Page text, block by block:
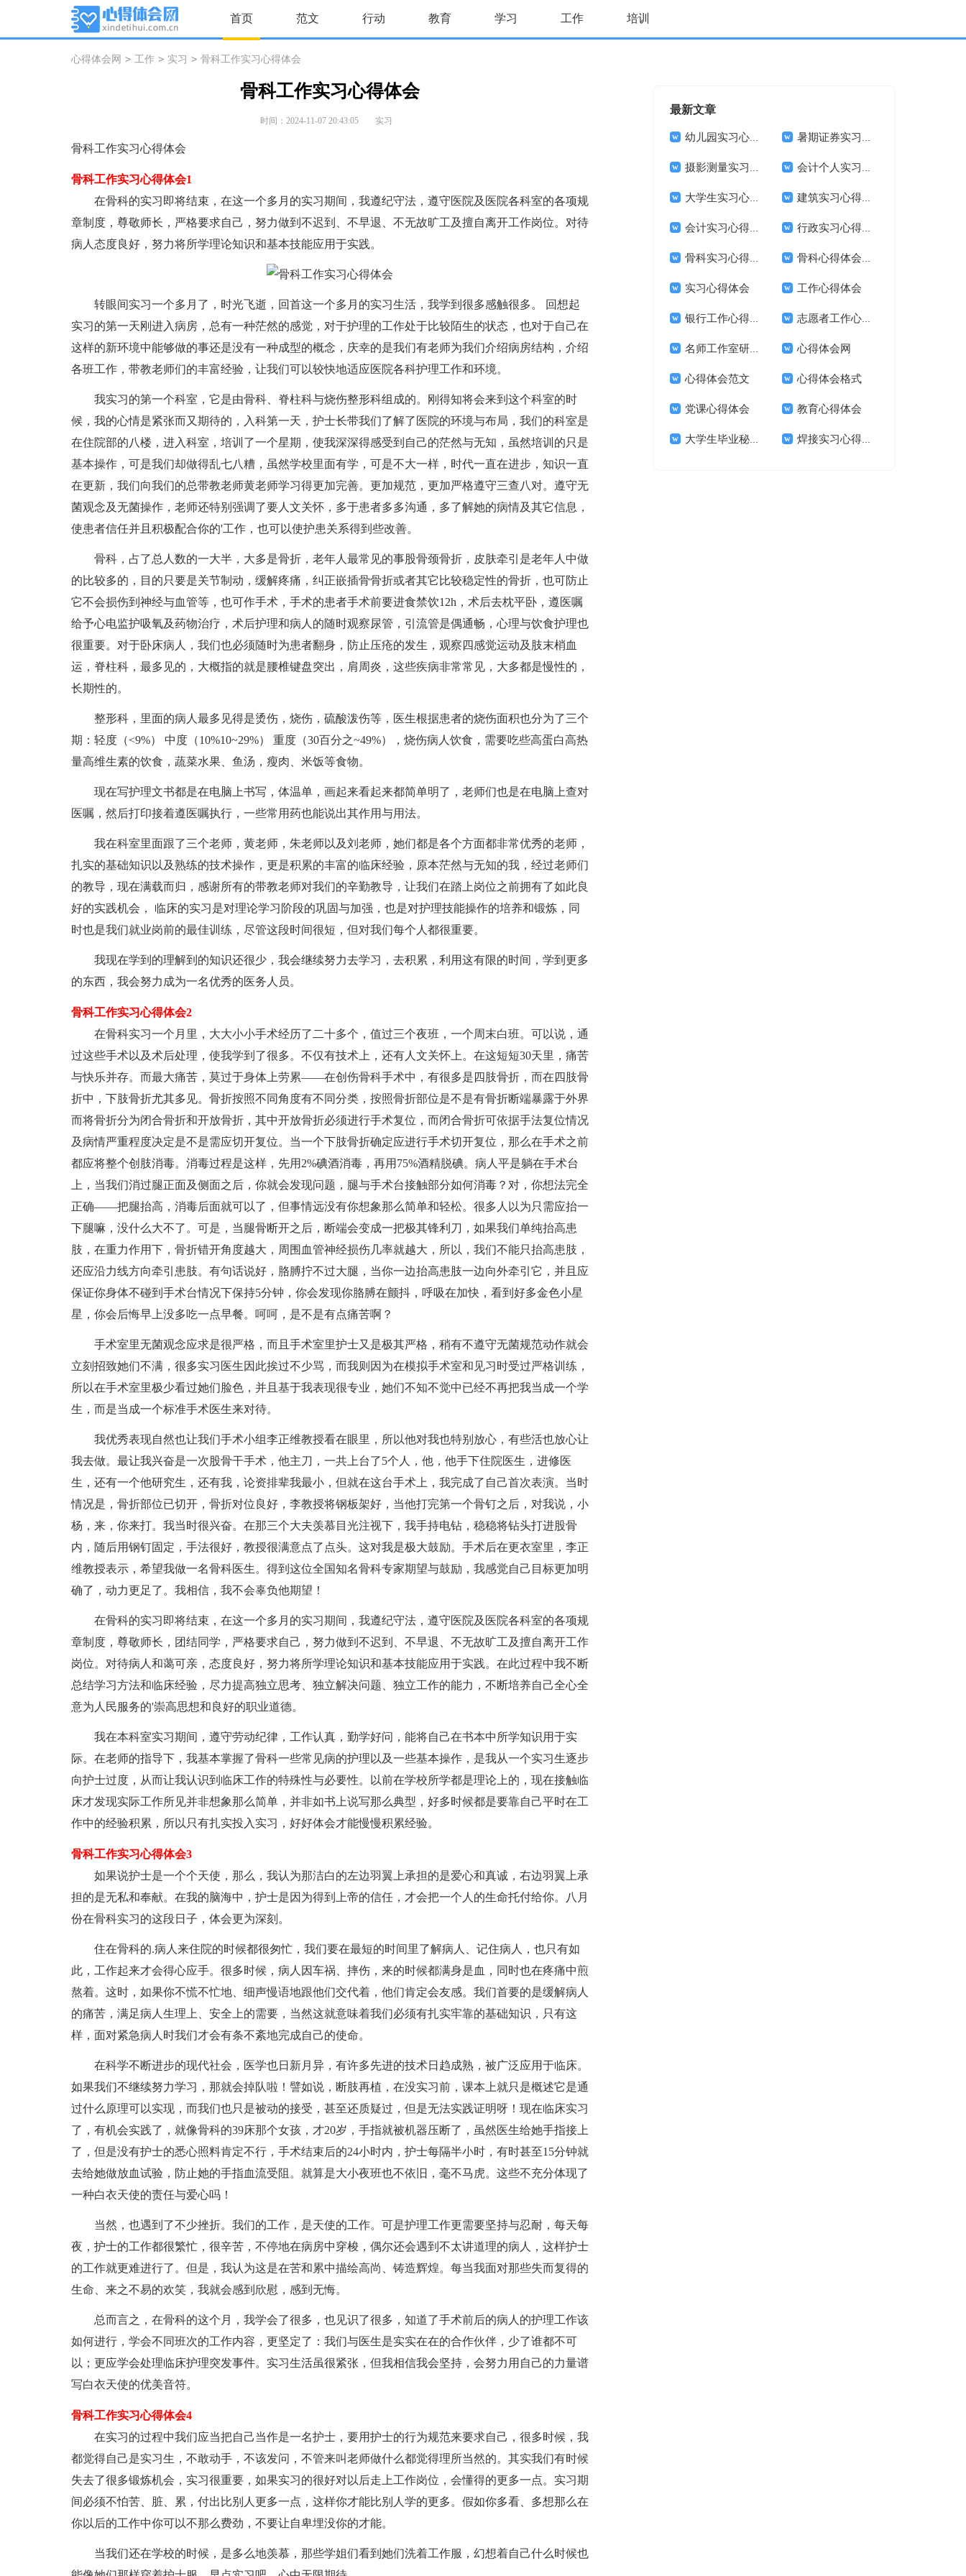
首页 范文 行动 教育 学习 工作 培训
心得体会网 > 工作 > 实习 > 骨科工作实习心得体会
骨科工作实习心得体会
时间：2024-11-07 20:43:05 实习
骨科工作实习心得体会
骨科工作实习心得体会1
在骨科的实习即将结束，在这一个多月的实习期间，我遵纪守法，遵守医院及医院各科室的各项规
章制度，尊敬师长，严格要求自己，努力做到不迟到、不早退、不无故旷工及擅自离开工作岗位。对待
病人态度良好，努力将所学理论知识和基本技能应用于实践。
转眼间实习一个多月了，时光飞逝，回首这一个多月的实习生活，我学到很多感触很多。 回想起
实习的第一天刚进入病房，总有一种茫然的感觉，对于护理的工作处于比较陌生的状态，也对于自己在
这样的新环境中能够做的事还是没有一种成型的概念，庆幸的是我们有老师为我们介绍病房结构，介绍
各班工作，带教老师们的丰富经验，让我们可以较快地适应医院各科护理工作和环境。
我实习的第一个科室，它是由骨科、脊柱科与烧伤整形科组成的。刚得知将会来到这个科室的时
候，我的心情是紧张而又期待的，入科第一天，护士长带我们了解了医院的环境与布局，我们的科室是
在住院部的八楼，进入科室，培训了一个星期，使我深深得感受到自己的茫然与无知，虽然培训的只是
基本操作，可是我们却做得乱七八糟，虽然学校里面有学，可是不大一样，时代一直在进步，知识一直
在更新，我们向我们的总带教老师黄老师学习得更加完善。更加规范，更加严格遵守三查八对。遵守无
菌观念及无菌操作，老师还特别强调了要人文关怀，多于患者多多沟通，多了解她的病情及其它信息，
使患者信任并且积极配合你的'工作，也可以使护患关系得到些改善。
骨科，占了总人数的一大半，大多是骨折，老年人最常见的事股骨颈骨折，皮肤牵引是老年人中做
的比较多的，目的只要是关节制动，缓解疼痛，纠正嵌插骨骨折或者其它比较稳定性的骨折，也可防止
它不会损伤到神经与血管等，也可作手术，手术的患者手术前要进食禁饮12h，术后去枕平卧，遵医嘱
给予心电监护吸氧及药物治疗，术后护理和病人的随时观察尿管，引流管是偶通畅，心理与饮食护理也
很重要。对于卧床病人，我们也必须随时为患者翻身，防止压疮的发生，观察四感觉运动及肢末梢血
运，脊柱科，最多见的，大概指的就是腰椎键盘突出，肩周炎，这些疾病非常常见，大多都是慢性的，
长期性的。
整形科，里面的病人最多见得是烫伤，烧伤，硫酸泼伤等，医生根据患者的烧伤面积也分为了三个
期：轻度（<9%） 中度（10%10~29%） 重度（30百分之~49%），烧伤病人饮食，需要吃些高蛋白高热
量高维生素的饮食，蔬菜水果、鱼汤，瘦肉、米饭等食物。
现在写护理文书都是在电脑上书写，体温单，画起来看起来都简单明了，老师们也是在电脑上查对
医嘱，然后打印接着遵医嘱执行，一些常用药也能说出其作用与用法。
我在科室里面跟了三个老师，黄老师，朱老师以及刘老师，她们都是各个方面都非常优秀的老师，
扎实的基础知识以及熟练的技术操作，更是积累的丰富的临床经验，原本茫然与无知的我，经过老师们
的教导，现在满载而归，感谢所有的带教老师对我们的辛勤教导，让我们在踏上岗位之前拥有了如此良
好的实践机会， 临床的实习是对理论学习阶段的巩固与加强，也是对护理技能操作的培养和锻炼，同
时也是我们就业岗前的最佳训练，尽管这段时间很短，但对我们每个人都很重要。
我现在学到的理解到的知识还很少，我会继续努力去学习，去积累，利用这有限的时间，学到更多
的东西，我会努力成为一名优秀的医务人员。
骨科工作实习心得体会2
在骨科实习一个月里，大大小小手术经历了二十多个，值过三个夜班，一个周末白班。可以说，通
过这些手术以及术后处理，使我学到了很多。不仅有技术上，还有人文关怀上。在这短短30天里，痛苦
与快乐并存。而最大痛苦，莫过于身体上劳累——在创伤骨科手术中，有很多是四肢骨折，而在四肢骨
折中，下肢骨折尤其多见。骨折按照不同角度有不同分类，按照骨折部位是不是有骨折断端暴露于外界
而将骨折分为闭合骨折和开放骨折，其中开放骨折必须进行手术复位，而闭合骨折可依据手法复位情况
及病情严重程度决定是不是需应切开复位。当一个下肢骨折确定应进行手术切开复位，那么在手术之前
都应将整个创肢消毒。消毒过程是这样，先用2%碘酒消毒，再用75%酒精脱碘。病人平是躺在手术台
上，当我们消过腿正面及侧面之后，你就会发现问题，腿与手术台接触部分如何消毒？对，你想法完全
正确——把腿抬高，消毒后面就可以了，但事情远没有你想象那么简单和轻松。很多人以为只需应抬一
下腿嘛，没什么大不了。可是，当腿骨断开之后，断端会变成一把极其锋利刀，如果我们单纯抬高患
肢，在重力作用下，骨折错开角度越大，周围血管神经损伤几率就越大，所以，我们不能只抬高患肢，
还应沿力线方向牵引患肢。有句话说好，胳膊拧不过大腿，当你一边抬高患肢一边向外牵引它，并且应
保证你身体不碰到手术台情况下保持5分钟，你会发现你胳膊在颤抖，呼吸在加快，看到好多金色小星
星，你会后悔早上没多吃一点早餐。呵呵，是不是有点痛苦啊？
手术室里无菌观念应求是很严格，而且手术室里护士又是极其严格，稍有不遵守无菌规范动作就会
立刻招致她们不满，很多实习医生因此挨过不少骂，而我则因为在模拟手术室和见习时受过严格训练，
所以在手术室里极少看过她们脸色，并且基于我表现很专业，她们不知不觉中已经不再把我当成一个学
生，而是当成一个标准手术医生来对待。
我优秀表现自然也让我们手术小组李正维教授看在眼里，所以他对我也特别放心，有些活也放心让
我去做。最让我兴奋是一次股骨干手术，他主刀，一共上台了5个人，他，他手下住院医生，进修医
生，还有一个他研究生，还有我，论资排辈我最小，但就在这台手术上，我完成了自己首次表演。当时
情况是，骨折部位已切开，骨折对位良好，李教授将钢板架好，当他打完第一个骨钉之后，对我说，小
杨，来，你来打。我当时很兴奋。在那三个大夫羡慕目光注视下，我手持电钻，稳稳将钻头打进股骨
内，随后用钢钉固定，手法很好，教授很满意点了点头。这对我是极大鼓励。手术后在更衣室里，李正
维教授表示，希望我做一名骨科医生。得到这位全国知名骨科专家期望与鼓励，我感觉自己目标更加明
确了，动力更足了。我相信，我不会辜负他期望！
在骨科的实习即将结束，在这一个多月的实习期间，我遵纪守法，遵守医院及医院各科室的各项规
章制度，尊敬师长，团结同学，严格要求自己，努力做到不迟到、不早退、不无故旷工及擅自离开工作
岗位。对待病人和蔼可亲，态度良好，努力将所学理论知识和基本技能应用于实践。在此过程中我不断
总结学习方法和临床经验，尽力提高独立思考、独立解决问题、独立工作的能力，不断培养自己全心全
意为人民服务的'崇高思想和良好的职业道德。
我在本科室实习期间，遵守劳动纪律，工作认真，勤学好问，能将自己在书本中所学知识用于实
际。在老师的指导下，我基本掌握了骨科一些常见病的护理以及一些基本操作，是我从一个实习生逐步
向护士过度，从而让我认识到临床工作的特殊性与必要性。以前在学校所学都是理论上的，现在接触临
床才发现实际工作所见并非想象那么简单，并非如书上说写那么典型，好多时候都是要靠自己平时在工
作中的经验积累，所以只有扎实投入实习，好好体会才能慢慢积累经验。
骨科工作实习心得体会3
如果说护士是一个个天使，那么，我认为那洁白的左边羽翼上承担的是爱心和真诚，右边羽翼上承
担的是无私和奉献。在我的脑海中，护士是因为得到上帝的信任，才会把一个人的生命托付给你。八月
份在骨科实习的这段日子，体会更为深刻。
住在骨科的.病人来住院的时候都很匆忙，我们要在最短的时间里了解病人、记住病人，也只有如
此，工作起来才会得心应手。很多时候，病人因车祸、摔伤，来的时候都满身是血，同时也在疼痛中煎
熬着。这时，如果你不慌不忙地、细声慢语地跟他们交代着，他们肯定会友感。我们首要的是缓解病人
的痛苦，满足病人生理上、安全上的需要，当然这就意味着我们必须有扎实牢靠的基础知识，只有这
样，面对紧急病人时我们才会有条不紊地完成自己的使命。
在科学不断进步的现代社会，医学也日新月异，有许多先进的技术日趋成熟，被广泛应用于临床。
如果我们不继续努力学习，那就会掉队啦！譬如说，断肢再植，在没实习前，课本上就只是概述它是通
过什么原理可以实现，而我们也只是被动的接受，甚至还质疑过，但是无法实践证明呀！现在临床实习
了，有机会实践了，就像骨科的39床那个女孩，才20岁，手指就被机器压断了，虽然医生给她手指接上
了，但是没有护士的悉心照料肯定不行，手术结束后的24小时内，护士每隔半小时，有时甚至15分钟就
去给她做放血试验，防止她的手指血流受阻。就算是大小夜班也不依旧，毫不马虎。这些不充分体现了
一种白衣天使的责任与爱心吗！
当然，也遇到了不少挫折。我们的工作，是天使的工作。可是护理工作更需要坚持与忍耐，每天每
夜，护士的工作都很繁忙，很辛苦，不停地在病房中穿梭，偶尔还会遇到不太讲道理的病人，这样护士
的工作就更难进行了。但是，我认为这是在苦和累中描绘高尚、铸造辉煌。每当我面对那些失而复得的
生命、来之不易的欢笑，我就会感到欣慰，感到无悔。
总而言之，在骨科的这个月，我学会了很多，也见识了很多，知道了手术前后的病人的护理工作该
如何进行，学会不同班次的工作内容，更坚定了：我们与医生是实实在在的合作伙伴，少了谁都不可
以；更应学会处理临床护理突发事件。实习生活虽很紧张，但我相信我会坚持，会努力用自己的力量谱
写白衣天使的优美音符。
骨科工作实习心得体会4
在实习的过程中我们应当把自己当作是一名护士，要用护士的行为规范来要求自己，很多时候，我
都觉得自己是实习生，不敢动手，不该发问，不管来叫老师做什么都觉得理所当然的。其实我们有时候
失去了很多锻炼机会，实习很重要，如果实习的很好对以后走上工作岗位，会懂得的更多一点。实习期
间必须不怕苦、脏、累，付出比别人更多一点，这样你才能比别人学的更多。假如你多看、多想那么在
你以后的工作中你可以不那么费劲，不要让自卑埋没你的才能。
当我们还在学校的时候，是多么地羡慕，那些学姐们看到她们洗着工作服，幻想着自己什么时候也
最新文章
幼儿园实习心得体会 暑期证券实习心得体会
摄影测量实习心得体会 会计个人实习心得体会
大学生实习心得体会 建筑实习心得体会
会计实习心得体会 行政实习心得体会
骨科实习心得体会 骨科心得体会实习
实习心得体会 工作心得体会
银行工作心得体会 志愿者工作心得体会
名师工作室研修活动心得体会范文 心得体会网
心得体会范文 心得体会格式
党课心得体会 教育心得体会
大学生毕业秘书实习心得体会 焊接实习心得体会